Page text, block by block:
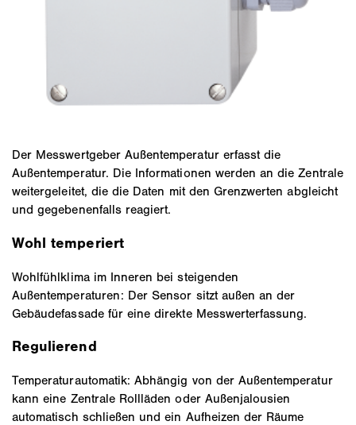
Der Messwertgeber Außentemperatur erfasst die
Außentemperatur. Die Informationen werden an die Zentrale
weitergeleitet, die die Daten mit den Grenzwerten abgleicht
und gegebenenfalls reagiert.
Wohl temperiert
Wohlfühlklima im Inneren bei steigenden
Außentemperaturen: Der Sensor sitzt außen an der
Gebäudefassade für eine direkte Messwerterfassung.
Regulierend
Temperaturautomatik: Abhängig von der Außentemperatur
kann eine Zentrale Rollläden oder Außenjalousien
automatisch schließen und ein Aufheizen der Räume